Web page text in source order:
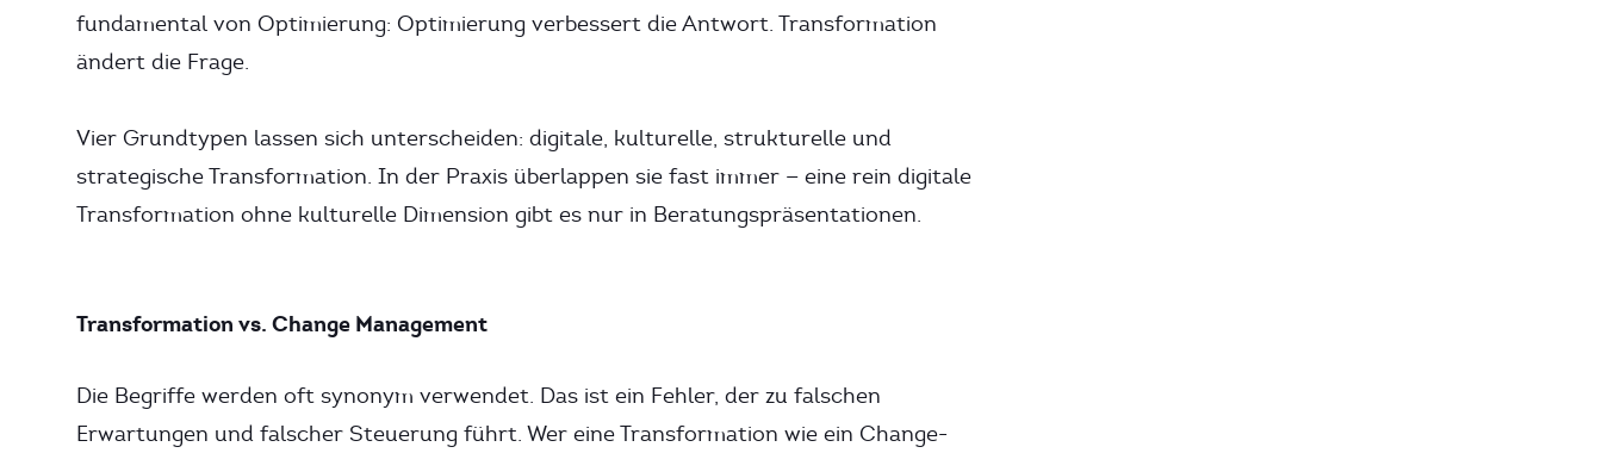
fundamental von Optimierung: Optimierung verbessert die Antwort. Transformation
ändert die Frage.
Vier Grundtypen lassen sich unterscheiden: digitale, kulturelle, strukturelle und
strategische Transformation. In der Praxis überlappen sie fast immer — eine rein digitale
Transformation ohne kulturelle Dimension gibt es nur in Beratungspräsentationen.
Transformation vs. Change Management
Die Begriffe werden oft synonym verwendet. Das ist ein Fehler, der zu falschen
Erwartungen und falscher Steuerung führt. Wer eine Transformation wie ein Change-